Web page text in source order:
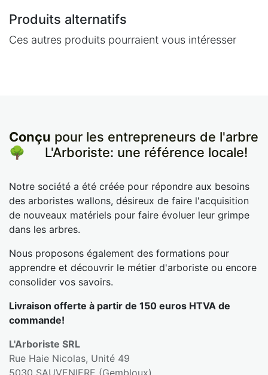
Produits alternatifs
Ces autres produits pourraient vous intéresser
Conçu pour les entrepreneurs de l'arbre
🌳
​L'Arboriste: une référence locale!
Notre société a été créée pour répondre aux besoins
des arboristes wallons, désireux de faire l'acquisition
de nouveaux matériels pour faire évoluer leur grimpe
dans les arbres.
Nous proposons également des formations pour
apprendre et découvrir le métier d'arboriste ou encore
consolider vos savoirs.
Livraison offerte à partir de 150 euros HTVA de
commande!
L'Arboriste SRL
Rue Haie Nicolas, Unité 49
5030 SAUVENIERE (Gembloux)